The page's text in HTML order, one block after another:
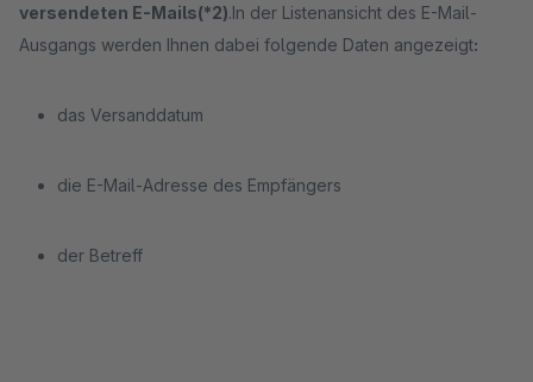
versendeten E-Mails(*2).In der Listenansicht des E-Mail-
Ausgangs werden Ihnen dabei folgende Daten angezeigt:
das Versanddatum
die E-Mail-Adresse des Empfängers
der Betreff